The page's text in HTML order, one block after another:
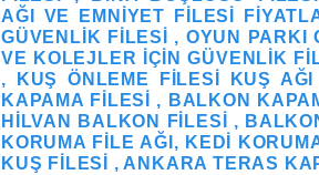
AĞI VE EMNIYET FILESI
GÜVENLIK FILESI , OYUN PARKI
VE KOLEJLER IÇIN GÜVENLIK
, KUŞ ÖNLEME FILESI KUŞ
KAPAMA FILESI , BALKON
HİLVAN BALKON FİLESİ ,
KORUMA FILE AĞI, KEDI
KUŞ FILESI , ANKARA TERAS